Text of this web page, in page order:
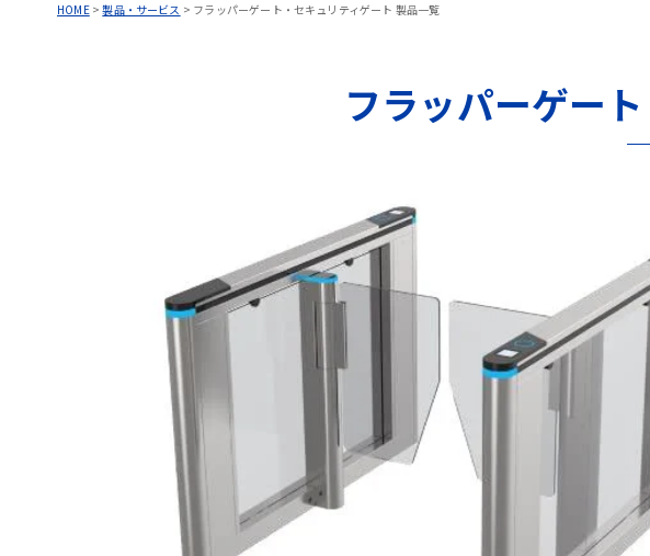
HOME>製品・サービス > フラッパーゲート・セキュリティゲート 製品一覧
フラッパーゲー